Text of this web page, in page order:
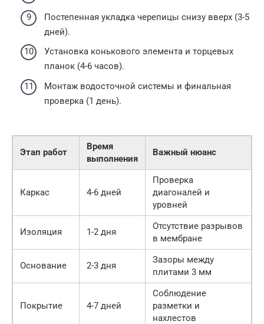
Постепенная укладка черепицы снизу вверх (3-5
дней).
Установка конькового элемента и торцевых
планок (4-6 часов).
Монтаж водосточной системы и финальная
проверка (1 день).
Этап работ
Время
выполнения
Важный нюанс
Каркас 4-6 дней
Проверка
диагоналей и
уровней
Изоляция 1-2 дня
Отсутствие разрывов
в мембране
Основание 2-3 дня
Зазоры между
плитами 3 мм
Покрытие 4-7 дней
Соблюдение
разметки и
нахлестов